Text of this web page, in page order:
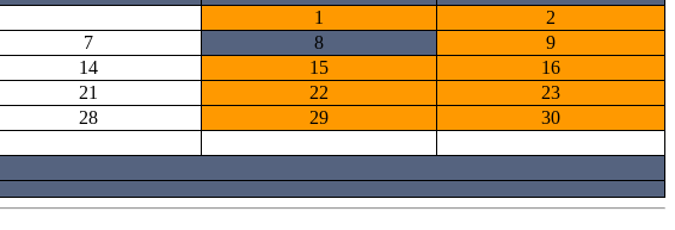
1
2
7 8
9
14 15
16
21 22
23
28 29
30